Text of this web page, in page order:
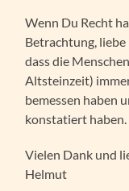
Wenn Du Recht
Betrachtung,
dass die
Altsteinzeit)
bemessen haben
konstatiert haben.
Vielen Dank und
Helmut